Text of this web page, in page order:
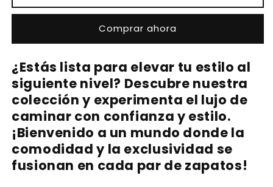
Comprar ahora
¿Estás lista para elevar tu estilo al
siguiente nivel? Descubre nuestra
colección y experimenta el lujo de
caminar con confianza y estilo.
¡Bienvenido a un mundo donde la
comodidad y la exclusividad se
fusionan en cada par de zapatos!